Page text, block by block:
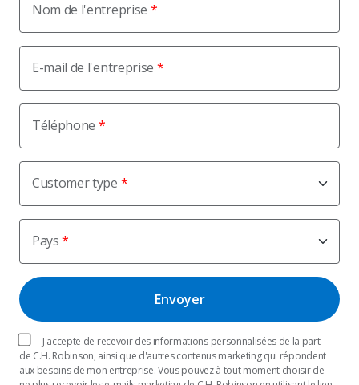
Nom de l'entreprise
E-mail de l'entreprise
Téléphone
Customer type
Pays
J'accepte de recevoir des informations personnalisées de la part
de C.H. Robinson, ainsi que d'autres contenus marketing qui répondent
aux besoins de mon entreprise. Vous pouvez à tout moment choisir de